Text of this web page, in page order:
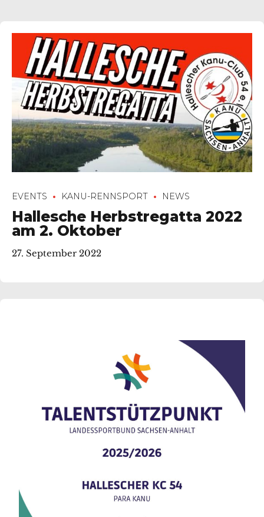
EVENTS KANU-RENNSPORT NEWS
Hallesche Herbstregatta 2022
am 2. Oktober
27. September 2022